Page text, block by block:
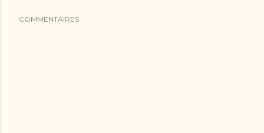
COMMENTAIRES